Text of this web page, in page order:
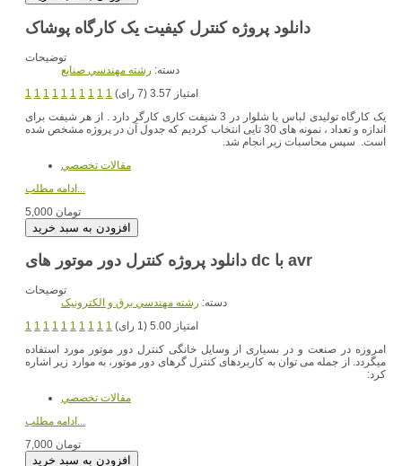
دانلود پروژه کنترل کیفیت یک کارگاه پوشاک
توضیحات
دسته: رشته مهندسي صنايع
1 1 1 1 1 1 1 1 1 1
امتیاز 3.57 (7 رای)
یک کارگاه تولیدی لباس یا شلوار در 3 شیفت کاری کارگر دارد . از هر شیفت برای
اندازه و تعداد ، نمونه های 30 تایی انتخاب کردیم که جدول آن در پروژه مشخص شده
است. سپس محاسبات زیر انجام شد.
مقالات تخصصي
ادامه مطلب...
5,000 تومان
دانلود پروژه کنترل دور موتور های dc با avr
توضیحات
دسته: رشته مهندسي برق و الکترونيک
1 1 1 1 1 1 1 1 1 1
امتیاز 5.00 (1 رای)
امروزه در صنعت و در بسیاری از وسایل خانگی کنترل دور موتور مورد استفاده
میگردد. از جمله می توان به کاربردهای کنترل گرهای دور موتور، به موارد زیر اشاره
کرد:
مقالات تخصصي
7,000 تومان